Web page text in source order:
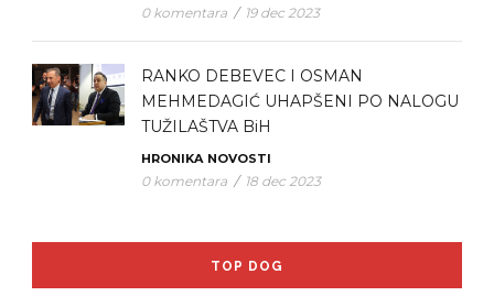
0 komentara / 19 dec 2023
RANKO DEBEVEC I OSMAN
MEHMEDAGIĆ UHAPŠENI PO NALOGU
TUŽILAŠTVA BiH
HRONIKA NOVOSTI
0 komentara / 18 dec 2023
TOP DOG